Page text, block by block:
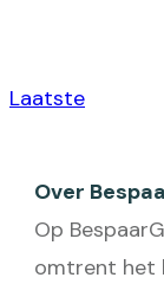
Laatste
Over
Op
omtrent het